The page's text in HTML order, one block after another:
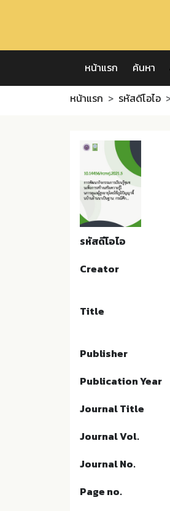
หน้าแรก ค้นหา
หน้าแรก รหัสดีโอไอ
รหัสดีโอไอ
Creator
Title
Publisher
Publication Year
Journal Title
Journal Vol.
Journal No.
Page no.